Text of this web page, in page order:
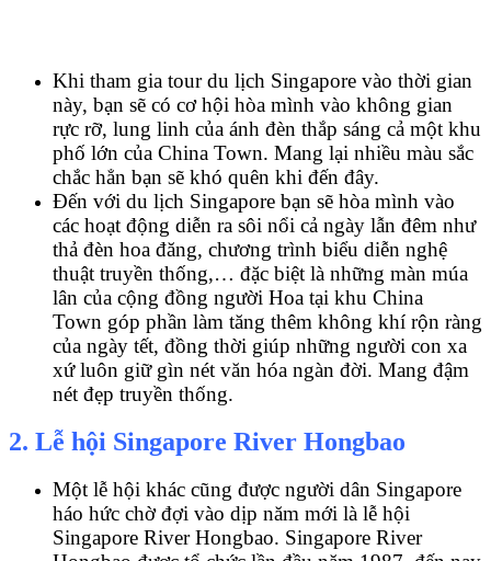
Khi tham gia tour du lịch Singapore vào thời gian
này, bạn sẽ có cơ hội hòa mình vào không gian
rực rỡ, lung linh của ánh đèn thắp sáng cả một khu
phố lớn của China Town. Mang lại nhiều màu sắc
chắc hẳn bạn sẽ khó quên khi đến đây.
Đến với du lịch Singapore bạn sẽ hòa mình vào
các hoạt động diễn ra sôi nổi cả ngày lẫn đêm như
thả đèn hoa đăng, chương trình biểu diễn nghệ
thuật truyền thống,… đặc biệt là những màn múa
lân của cộng đồng người Hoa tại khu China
Town góp phần làm tăng thêm không khí rộn ràng
của ngày tết, đồng thời giúp những người con xa
xứ luôn giữ gìn nét văn hóa ngàn đời. Mang đậm
nét đẹp truyền thống.
2. Lễ hội Singapore River Hongbao
Một lễ hội khác cũng được người dân Singapore
háo hức chờ đợi vào dịp năm mới là lễ hội
Singapore River Hongbao. Singapore River